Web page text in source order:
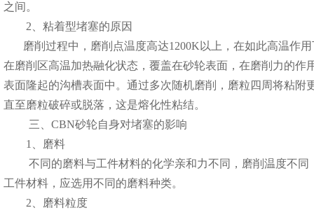
之间。
2、粘着型堵塞的原因
磨削过程中，磨削点温度高达1200K以上，在如此高温作用
在磨削区高温加热融化状态，覆盖在砂轮表面，在磨削力的作
表面隆起的沟槽表面中。通过多次随机磨削，磨粒四周将粘附
直至磨粒破碎或脱落，这是熔化性粘结。
三、CBN砂轮自身对堵塞的影响
1、磨料
不同的磨料与工件材料的化学亲和力不同，磨削温度不同
工件材料，应选用不同的磨料种类。
2、磨料粒度